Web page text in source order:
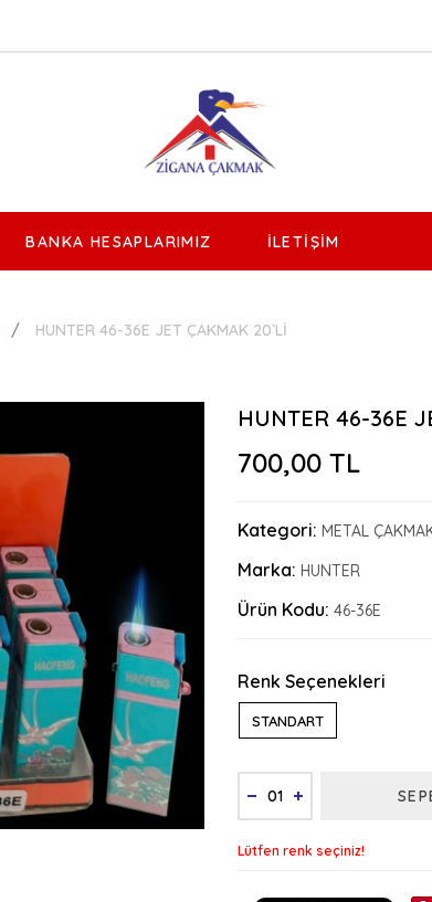
BANKA HESAPLARIMIZ İLETIŞIM
HUNTER 46-36E JET ÇAKMAK 20`Lİ
HUNTER 46-36E
700,00 TL
Kategori: METAL
Marka: HUNTER
Ürün Kodu: 46-36E
Renk Seçenekleri
STANDART
Lütfen renk seçiniz!